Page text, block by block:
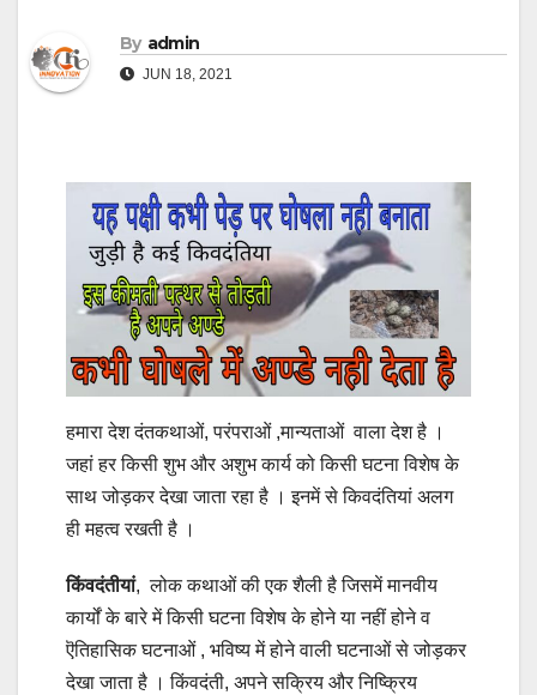
By admin
JUN 18, 2021
हमारा देश दंतकथाओं, परंपराओं ,मान्यताओं वाला देश है ।
जहां हर किसी शुभ और अशुभ कार्य को किसी घटना विशेष के
साथ जोड़कर देखा जाता रहा है । इनमें से किवदंतियां अलग
ही महत्व रखती है ।
किंवदंतीयां, लोक कथाओं की एक शैली है जिसमें मानवीय
कार्यों के बारे में किसी घटना विशेष के होने या नहीं होने व
ऎतिहासिक घटनाओं , भविष्य में होने वाली घटनाओं से जोड़कर
देखा जाता है । किंवदंती, अपने सक्रिय और निष्क्रिय